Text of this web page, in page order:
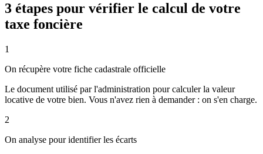
3 étapes pour vérifier le calcul de votre
taxe foncière
1
On récupère votre fiche cadastrale officielle
Le document utilisé par l'administration pour calculer la valeur
locative de votre bien. Vous n'avez rien à demander : on s'en charge.
2
On analyse pour identifier les écarts